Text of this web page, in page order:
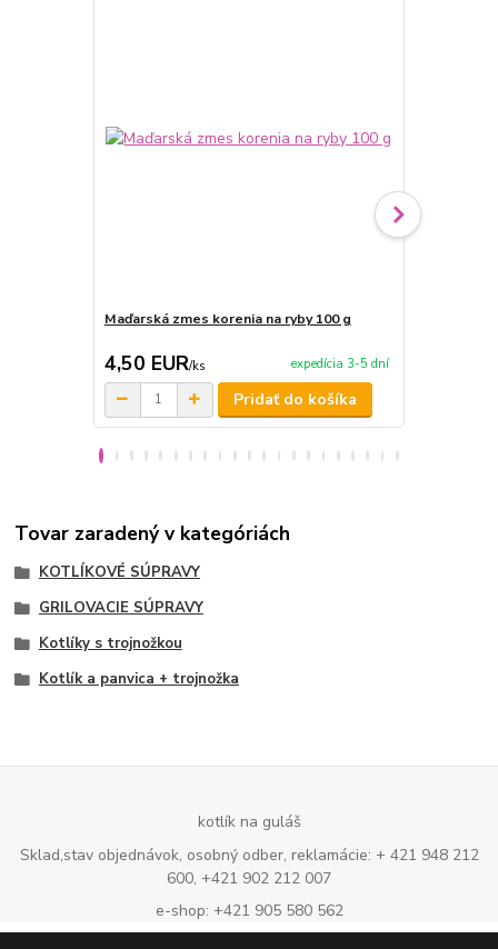
Maďarská zmes korenia na ryby 100 g
4,50 EUR/ks expedícia 3-5 dní
Pridať do košíka
Tovar zaradený v kategóriách
KOTLÍKOVÉ SÚPRAVY
GRILOVACIE SÚPRAVY
Kotlíky s trojnožkou
Kotlík a panvica + trojnožka
kotlík na guláš
Sklad,stav objednávok, osobný odber, reklamácie: + 421 948 212
600, +421 902 212 007
e-shop: +421 905 580 562